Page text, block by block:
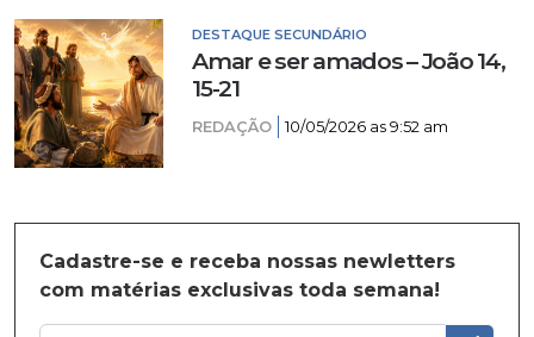
DESTAQUE SECUNDÁRIO
Amar e ser amados – João 14,
15-21
REDAÇÃO 10/05/2026 as 9:52 am
Cadastre-se e receba nossas newletters
com matérias exclusivas toda semana!